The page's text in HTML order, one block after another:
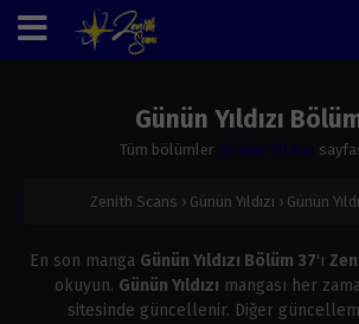
Günün Yıldızı
Tüm bölümler Günün Yıldızı
Zenith Scans › Günün Yıldızı › Günün
En son manga Günün Yıldızı Bölüm 37'ı
okuyun. Günün Yıldızı mangası her
sitesinde güncellenir. Diğer